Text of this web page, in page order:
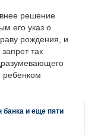
решение
его указ о
рождения, и
так
ребенком
банка и еще пяти